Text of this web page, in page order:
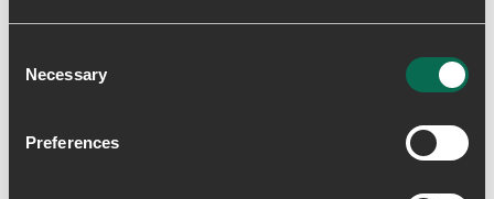
Selection
Necessary
Preferences